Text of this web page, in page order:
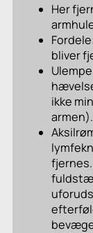
Her
bliver
ikke
armen).